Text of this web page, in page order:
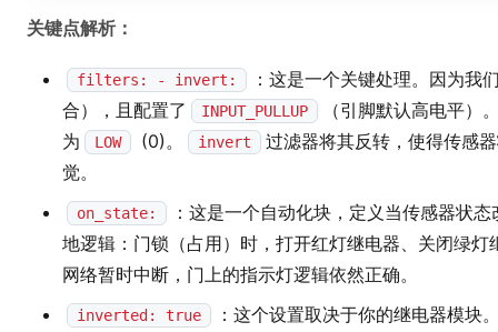
关键点解析：
filters: - invert:
：这是一个关键处理。因为我
合），且配置了
INPUT_PULLUP
（引脚默认高电平）
为
LOW (0)。 invert
过滤器将其反转，使得传感
觉。
on_state:
：这是一个自动化块，定义当传感器状
地逻辑：门锁（占用）时，打开红灯继电器、关闭绿
网络暂时中断，门上的指示灯逻辑依然正确。
inverted: true ：这个设置取决于你的继电器模块